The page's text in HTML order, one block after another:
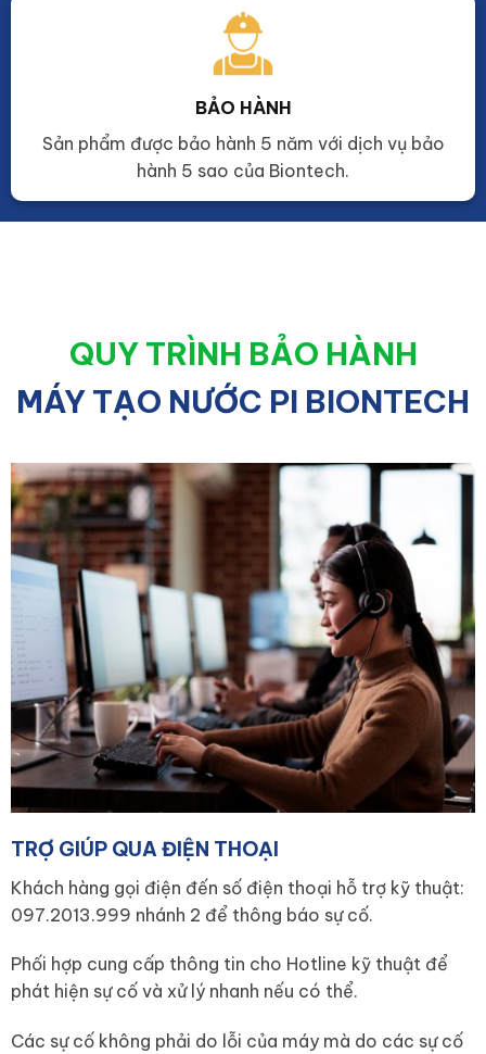
BẢO HÀNH
Sản phẩm được bảo hành 5 năm với dịch vụ bảo
hành 5 sao của Biontech.
QUY TRÌNH BẢO HÀNH
MÁY TẠO NƯỚC PI BIONTECH
TRỢ GIÚP QUA ĐIỆN THOẠI
Khách hàng gọi điện đến số điện thoại hỗ trợ kỹ thuật:
097.2013.999 nhánh 2 để thông báo sự cố.
Phối hợp cung cấp thông tin cho Hotline kỹ thuật để
phát hiện sự cố và xử lý nhanh nếu có thể.
Các sự cố không phải do lỗi của máy mà do các sự cố